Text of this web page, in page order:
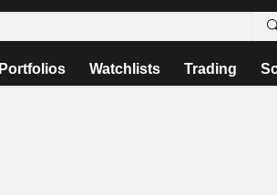
Portfolios Watchlists Trading